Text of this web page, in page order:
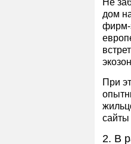
дом
фирм-
При
сайты
2. В